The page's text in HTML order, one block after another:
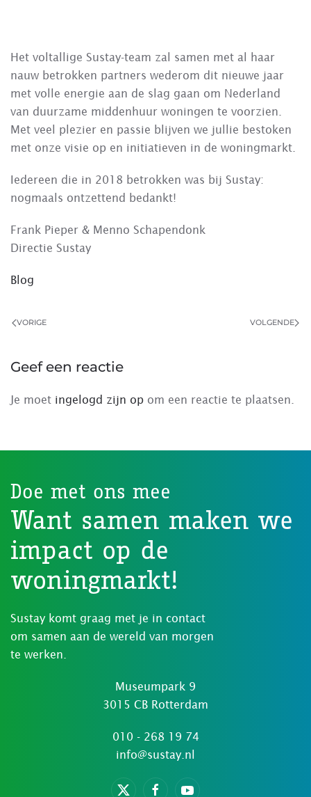
Het voltallige Sustay-team zal samen met al haar
nauw betrokken partners wederom dit nieuwe jaar
met volle energie aan de slag gaan om Nederland
van duurzame middenhuur woningen te voorzien.
Met veel plezier en passie blijven we jullie bestoken
met onze visie op en initiatieven in de woningmarkt.
Iedereen die in 2018 betrokken was bij Sustay:
nogmaals ontzettend bedankt!
Frank Pieper & Menno Schapendonk
Directie Sustay
Blog
VORIGE VOLGENDE
Geef een reactie
Je moet ingelogd zijn op om een reactie te plaatsen.
Doe met ons mee
Want samen maken we
impact op de
woningmarkt!
Sustay komt graag met je in contact
om samen aan de wereld van morgen
te werken.
Museumpark 9
3015 CB Rotterdam
010 - 268 19 74
info@sustay.nl